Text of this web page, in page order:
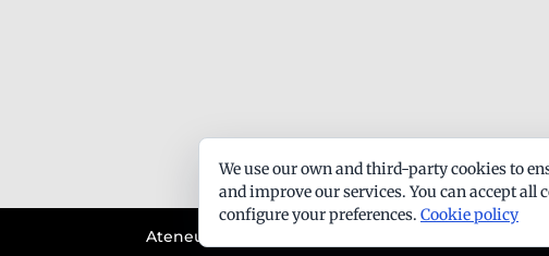
Ateneu Santfeliuenc - Tots els drets reservats -
We use our own and third-party cookies to
and improve our services. You can accept
configure your preferences. Cookie policy